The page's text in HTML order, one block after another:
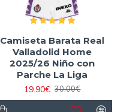
Camiseta Barata Real
Valladolid Home
2025/26 Niño con
Parche La Liga
19.90€ 30.00€